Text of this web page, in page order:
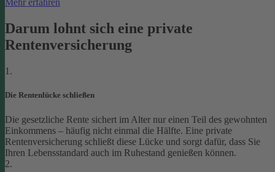
Mehr erfahren
Darum lohnt sich eine private
Rentenversicherung
1.
Die Rentenlücke schließen
Die gesetzliche Rente sichert im Alter nur einen Teil des gewohnten
Einkommens – häufig nicht einmal die Hälfte. Eine private
Rentenversicherung schließt diese Lücke und sorgt dafür, dass Sie
Ihren Lebensstandard auch im Ruhestand genießen können.
2.